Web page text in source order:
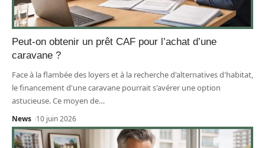
Peut-on obtenir un prêt CAF pour l’achat d’une
caravane ?
Face à la flambée des loyers et à la recherche d'alternatives d'habitat,
le financement d'une caravane pourrait s'avérer une option
astucieuse. Ce moyen de…
News 10 juin 2026